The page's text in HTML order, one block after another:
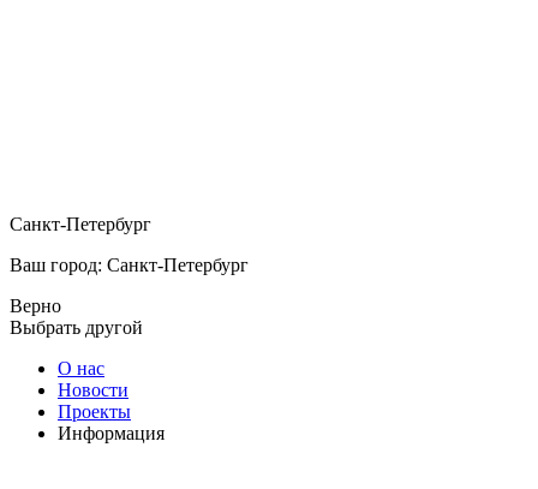
Санкт-Петербург
Ваш город: Санкт-Петербург
Верно
Выбрать другой
О нас
Новости
Проекты
Информация